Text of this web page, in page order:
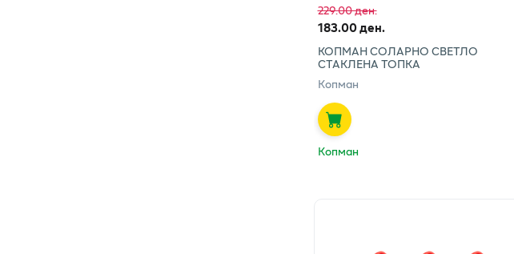
229.00 ден.
183.00 ден.
КОПМАН СОЛАРНО СВЕТЛО
СТАКЛЕНА ТОПКА
Копман
Копман